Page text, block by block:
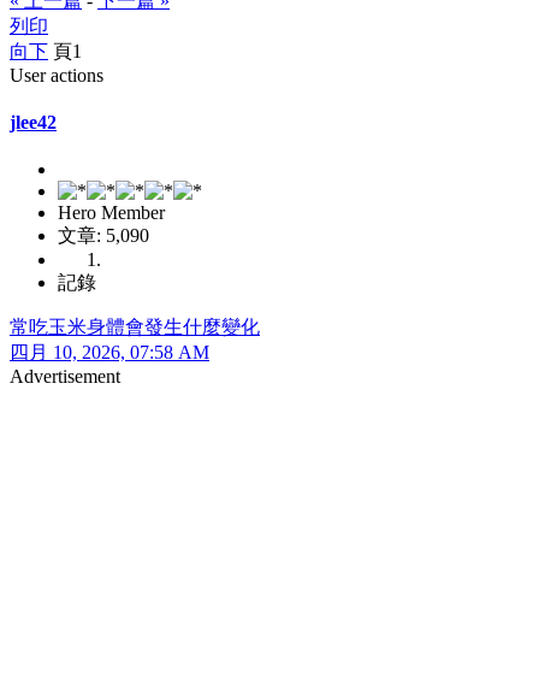
列印
向下 頁1
User actions
jlee42
Hero Member
文章: 5,090
記錄
常吃玉米身體會發生什麼變化
四月 10, 2026, 07:58 AM
Advertisement